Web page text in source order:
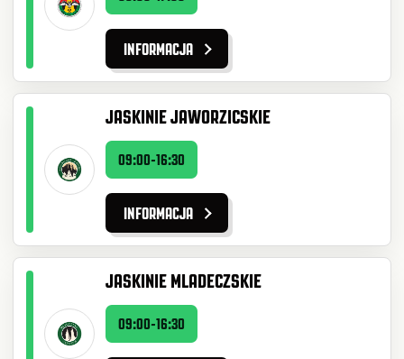
INFORMACJA
JASKINIE JAWORZICSKIE
09:00-16:30
INFORMACJA
JASKINIE MLADECZSKIE
09:00-16:30